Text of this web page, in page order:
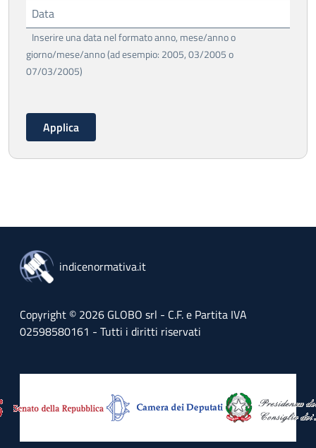
Data
Inserire una data nel formato anno, mese/anno o
giorno/mese/anno (ad esempio: 2005, 03/2005 o
07/03/2005)
indicenormativa.it
Copyright © 2026 GLOBO srl - C.F. e Partita IVA
02598580161 - Tutti i diritti riservati